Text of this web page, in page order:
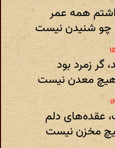
همه عمر
چو شنیدن نیست
گر زمرد بود
معدن نیست
عقده‌های دلم
مخزن نیست